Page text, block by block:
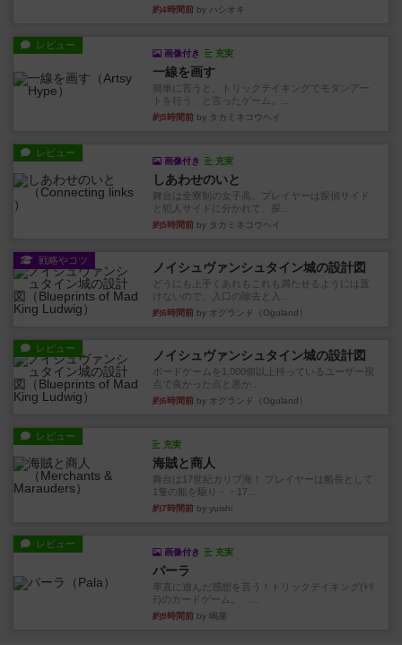
約4時間前 by ハシオキ
レビュー
画像付き 充実
一線を画す
簡単に言うと、トリックテイキングでモダンアー
トを行う、と言ったゲーム。...
約5時間前 by タカミネコウヘイ
レビュー
画像付き 充実
しあわせのいと
舞台は全寮制の女子高。プレイヤーは探偵サイド
と犯人サイドに分かれて、探...
約5時間前 by タカミネコウヘイ
戦略やコツ ノイシュヴァンシュタイン城の設計図
どうにも上手くあれもこれも満たせるようには置
けないので、入口の除去と入...
約6時間前 by オグランド（Oguland）
レビュー ノイシュヴァンシュタイン城の設計図
ボードゲームを1,000個以上持っているユーザー視
点で良かった点と悪か...
約6時間前 by オグランド（Oguland）
レビュー
充実
海賊と商人
舞台は17世紀カリブ海！ プレイヤーは船長として
1隻の船を駆り・・17...
約7時間前 by yuishi
レビュー
画像付き 充実
パーラ
率直に遊んだ感想を言う！トリックテイキング(ﾄﾘ
ﾃ)のカードゲーム。 ...
約9時間前 by 鳴屋